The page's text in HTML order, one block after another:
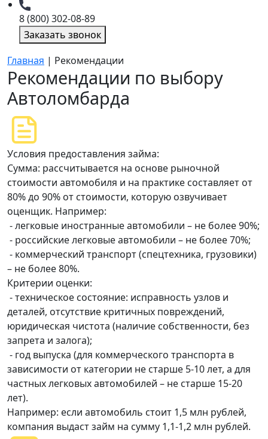
8 (800) 302-08-89
Заказать звонок
Главная | Рекомендации
Рекомендации по выбору
Автоломбарда
Условия предоставления займа:
Сумма: рассчитывается на основе рыночной
стоимости автомобиля и на практике составляет от
80% до 90% от стоимости, которую озвучивает
оценщик. Например:
- легковые иностранные автомобили – не более 90%;
- российские легковые автомобили – не более 70%;
- коммерческий транспорт (спецтехника, грузовики)
– не более 80%.
Критерии оценки:
- техническое состояние: исправность узлов и
деталей, отсутствие критичных повреждений,
юридическая чистота (наличие собственности, без
запрета и залога);
- год выпуска (для коммерческого транспорта в
зависимости от категории не старше 5-10 лет, а для
частных легковых автомобилей – не старше 15-20
лет).
Например: если автомобиль стоит 1,5 млн рублей,
компания выдаст займ на сумму 1,1-1,2 млн рублей.